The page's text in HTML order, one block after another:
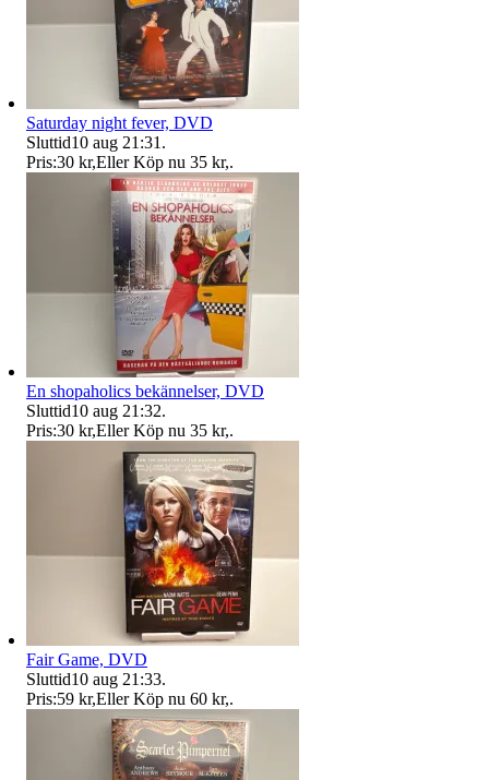
Saturday night fever, DVD
Sluttid10 aug 21:31 .
Pris:30 kr,Eller Köp nu 35 kr,.
En shopaholics bekännelser, DVD
Sluttid10 aug 21:32.
Pris:30 kr,Eller Köp nu 35 kr,.
Fair Game, DVD
Sluttid10 aug 21:33.
Pris:59 kr,Eller Köp nu 60 kr,.